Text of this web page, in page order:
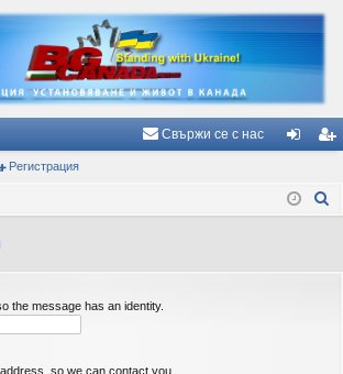
Свържи се с нас
з ис
Регистрация
с
the message has an identity.
so we can contact you.